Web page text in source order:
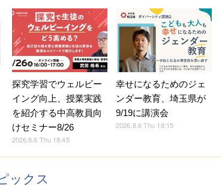
探究学習でウェルビー
イング向上、授業実践
を紹介する中高教員向
けセミナー8/26
2026.8.6 Thu 18:45
幸せになるためのジェ
ンダー教育、埼玉県が
9/19に講演会
2026.8.6 Thu 18:15
ックス